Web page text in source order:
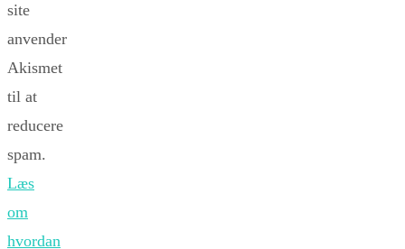
site
anvender
Akismet
til at
reducere
spam.
Læs
om
hvordan